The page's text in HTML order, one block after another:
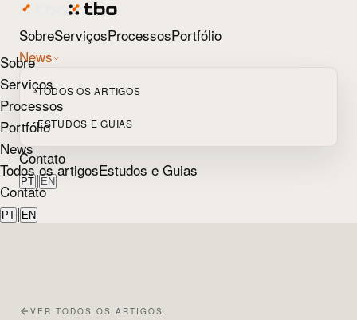
SobreServiçosProcessosPortfólio
News
TODOS OS ARTIGOS
ESTUDOS E GUIAS
Contato
PT | EN
Sobre
Serviços
Processos
Portfólio
News
Todos os artigosEstudos e Guias
Contato
PT | EN
VER TODOS OS ARTIGOS